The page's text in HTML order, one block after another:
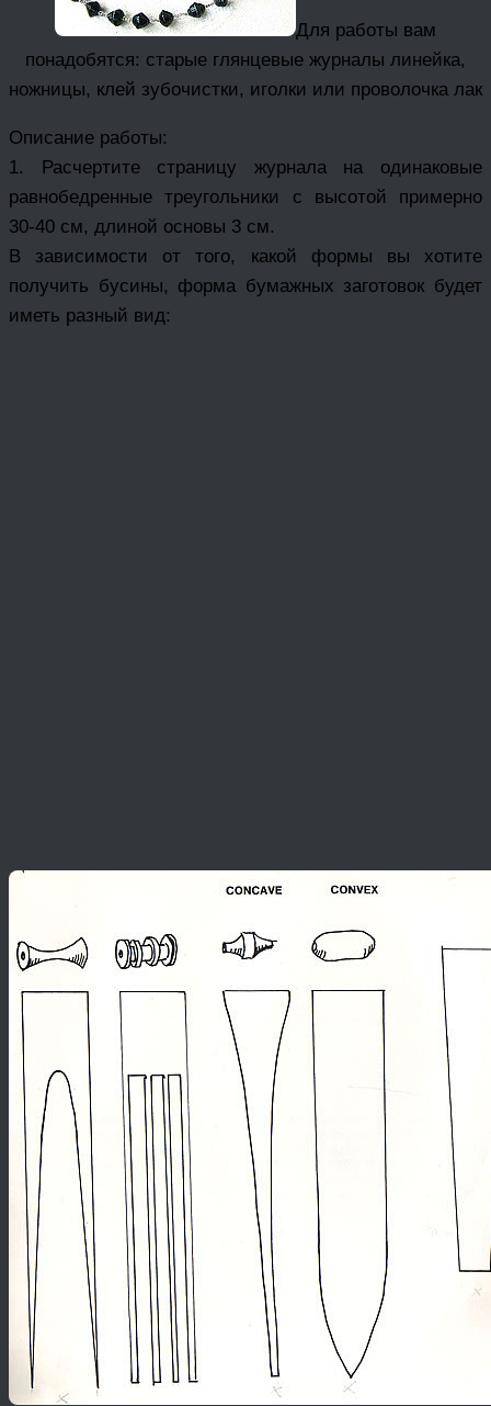
Для работы вам
понадобятся: старые глянцевые журналы линейка,
ножницы, клей зубочистки, иголки или проволочка лак
Описание работы:
1. Расчертите страницу журнала на одинаковые
равнобедренные треугольники с высотой примерно
30-40 см, длиной основы 3 см.
В зависимости от того, какой формы вы хотите
получить бусины, форма бумажных заготовок будет
иметь разный вид: